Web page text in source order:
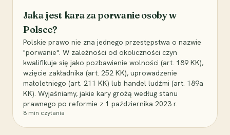
Jaka jest kara za porwanie osoby w
Polsce?
Polskie prawo nie zna jednego przestępstwa o nazwie
"porwanie". W zależności od okoliczności czyn
kwalifikuje się jako pozbawienie wolności (art. 189 KK),
wzięcie zakładnika (art. 252 KK), uprowadzenie
małoletniego (art. 211 KK) lub handel ludźmi (art. 189a
KK). Wyjaśniamy, jakie kary grożą według stanu
prawnego po reformie z 1 października 2023 r.
8 min czytania